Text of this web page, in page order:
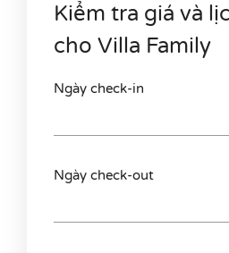
Kiểm tra giá và
cho Villa Family
Ngày check-in
Ngày check-out